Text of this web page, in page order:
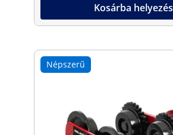
Kosárba helyezés
Népszerű